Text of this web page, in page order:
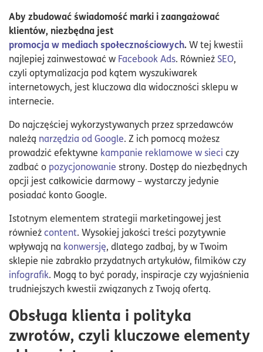
Aby zbudować świadomość marki i zaangażować
klientów, niezbędna jest
promocja w mediach społecznościowych.W tej kwestii
najlepiej zainwestować w Facebook Ads. Również SEO,
czyli optymalizacja pod kątem wyszukiwarek
internetowych, jest kluczowa dla widoczności sklepu w
internecie.
Do najczęściej wykorzystywanych przez sprzedawców
należą narzędzia od Google. Z ich pomocą możesz
prowadzić efektywne kampanie reklamowe w sieci czy
zadbać o pozycjonowanie strony. Dostęp do niezbędnych
opcji jest całkowicie darmowy – wystarczy jedynie
posiadać konto Google.
Istotnym elementem strategii marketingowej jest
równieżcontent. Wysokiej jakości treści pozytywnie
wpływają na konwersję, dlatego zadbaj, by w Twoim
sklepie nie zabrakło przydatnych artykułów, filmików czy
infografik. Mogą to być porady, inspiracje czy wyjaśnienia
trudniejszych kwestii związanych z Twoją ofertą.
Obsługa klienta i polityka
zwrotów, czyli kluczowe elementy